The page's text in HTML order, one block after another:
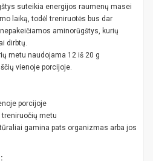
suteikia energijos raumenų masei
laiką, todėl treniruotės bus dar
aminorūgštys, kurių
dirbtų.
metu naudojama 12 iš 20 g
vienoje porcijoje.
porcijoje
treniruočių metu
gamina pats organizmas arba jos